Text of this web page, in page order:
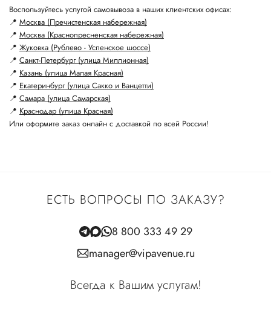
Воспользуйтесь услугой самовывоза в наших клиентских офисах:
📍 Москва (Пречистенская набережная)
📍 Москва (Краснопресненская набережная)
📍 Жуковка (Рублево - Успенское шоссе)
📍 Санкт-Петербург (улица Миллионная)
📍 Казань (улица Малая Красная)
📍 Екатеринбург (улица Сакко и Ванцетти)
📍 Самара (улица Самарская)
📍 Краснодар (улица Красная)
Или оформите заказ онлайн с доставкой по всей России!
ЕСТЬ ВОПРОСЫ ПО ЗАКАЗУ?
8 800 333 49 29
manager@vipavenue.ru
Всегда к Вашим услугам!